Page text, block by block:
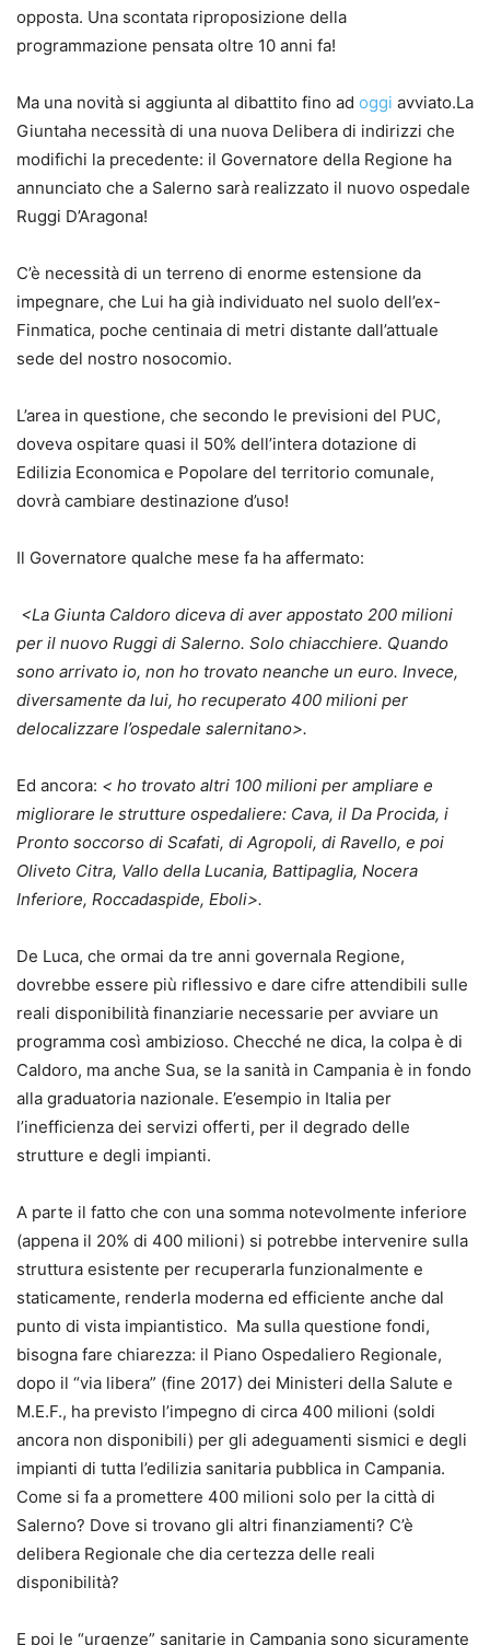
opposta. Una scontata riproposizione della
programmazione pensata oltre 10 anni fa!
Ma una novità si aggiunta al dibattito fino ad oggi avviato.La
Giuntaha necessità di una nuova Delibera di indirizzi che
modifichi la precedente: il Governatore della Regione ha
annunciato che a Salerno sarà realizzato il nuovo ospedale
Ruggi D’Aragona!
C’è necessità di un terreno di enorme estensione da
impegnare, che Lui ha già individuato nel suolo dell’ex-
Finmatica, poche centinaia di metri distante dall’attuale
sede del nostro nosocomio.
L’area in questione, che secondo le previsioni del PUC,
doveva ospitare quasi il 50% dell’intera dotazione di
Edilizia Economica e Popolare del territorio comunale,
dovrà cambiare destinazione d’uso!
Il Governatore qualche mese fa ha affermato:
<La Giunta Caldoro diceva di aver appostato 200 milioni
per il nuovo Ruggi di Salerno. Solo chiacchiere. Quando
sono arrivato io, non ho trovato neanche un euro. Invece,
diversamente da lui, ho recuperato 400 milioni per
delocalizzare l’ospedale salernitano>.
Ed ancora: < ho trovato altri 100 milioni per ampliare e
migliorare le strutture ospedaliere: Cava, il Da Procida, i
Pronto soccorso di Scafati, di Agropoli, di Ravello, e poi
Oliveto Citra, Vallo della Lucania, Battipaglia, Nocera
Inferiore, Roccadaspide, Eboli>.
De Luca, che ormai da tre anni governala Regione,
dovrebbe essere più riflessivo e dare cifre attendibili sulle
reali disponibilità finanziarie necessarie per avviare un
programma così ambizioso. Checché ne dica, la colpa è di
Caldoro, ma anche Sua, se la sanità in Campania è in fondo
alla graduatoria nazionale. E’esempio in Italia per
l’inefficienza dei servizi offerti, per il degrado delle
strutture e degli impianti.
A parte il fatto che con una somma notevolmente inferiore
(appena il 20% di 400 milioni) si potrebbe intervenire sulla
struttura esistente per recuperarla funzionalmente e
staticamente, renderla moderna ed efficiente anche dal
punto di vista impiantistico. Ma sulla questione fondi,
bisogna fare chiarezza: il Piano Ospedaliero Regionale,
dopo il “via libera” (fine 2017) dei Ministeri della Salute e
M.E.F., ha previsto l’impegno di circa 400 milioni (soldi
ancora non disponibili) per gli adeguamenti sismici e degli
impianti di tutta l’edilizia sanitaria pubblica in Campania.
Come si fa a promettere 400 milioni solo per la città di
Salerno? Dove si trovano gli altri finanziamenti? C’è
delibera Regionale che dia certezza delle reali
disponibilità?
E poi le “urgenze” sanitarie in Campania sono sicuramente